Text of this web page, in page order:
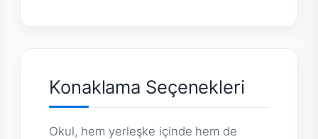
Konaklama Seçenekleri
Okul, hem yerleşke içinde hem de